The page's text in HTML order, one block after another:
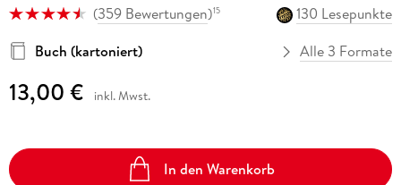
(359 Bewertungen)15
130 Lesepunkte
Buch (kartoniert)
Alle 3 Formate
13,00 € inkl. Mwst.
In den Warenkorb